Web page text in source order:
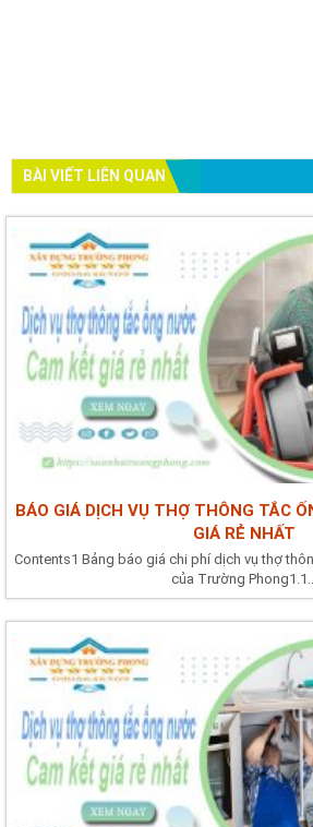
BÀI VIẾT LIÊN QUAN
BÁO GIÁ DỊCH VỤ THỢ THÔNG TẮC
GIÁ RẺ NHẤT
Contents1 Bảng báo giá chi phí dịch vụ thợ
của Trường